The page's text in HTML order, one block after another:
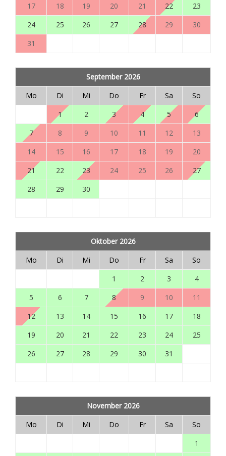
17
18 19 20 21 22
23
24
25 26 27 28 29
30
31
September 2026
Mo
Di Mi Do Fr Sa
So
1
2 3 4 5
6
7
8 9 10 11 12
13
14
15 16 17 18 19
20
21
22 23 24 25 26
27
28
29 30
Oktober 2026
Mo
Di Mi Do Fr Sa
So
1
2 3
4
5
6 7 8 9 10
11
12
13 14 15 16 17
18
19
20 21 22 23 24
25
26
27 28 29 30 31
November 2026
Mo
Di Mi Do Fr Sa
So
1